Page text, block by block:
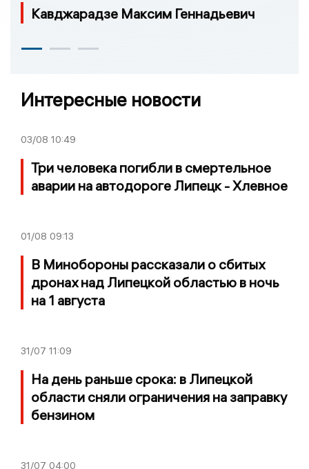
Кавджарадзе Максим Геннадьевич
Интересные новости
03/08 10:49
Три человека погибли в смертельное
аварии на автодороге Липецк - Хлевное
01/08 09:13
В Минобороны рассказали о сбитых
дронах над Липецкой областью в ночь
на 1 августа
31/07 11:09
На день раньше срока: в Липецкой
области сняли ограничения на заправку
бензином
31/07 04:00